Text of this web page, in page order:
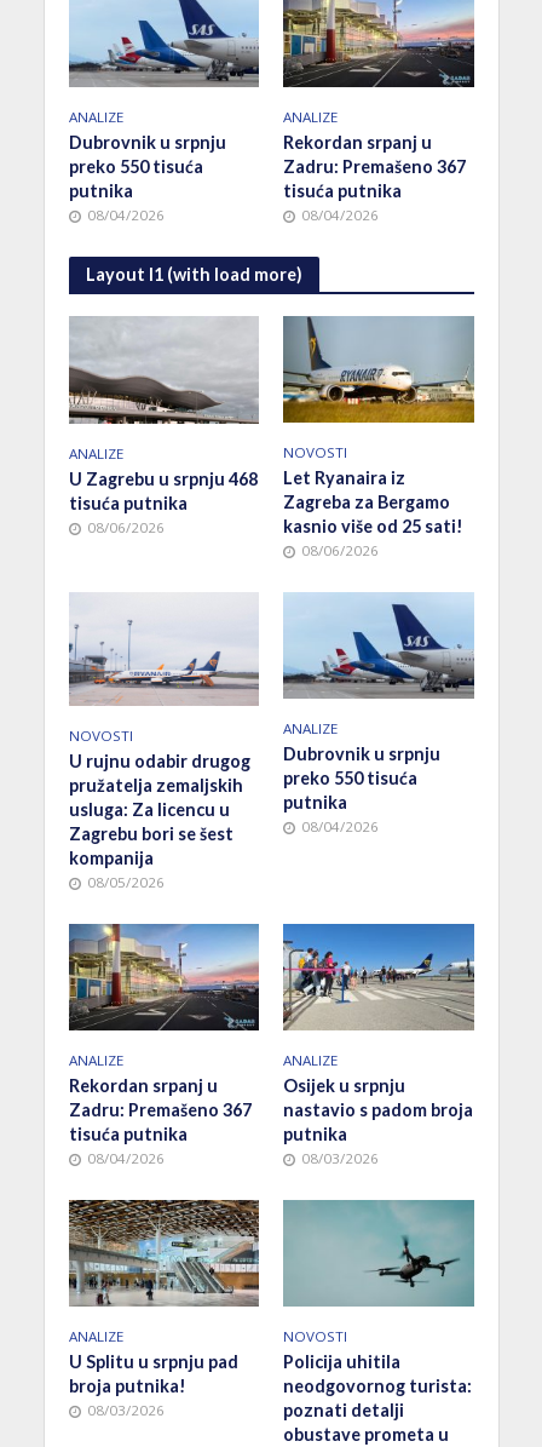
ANALIZE
Dubrovnik u srpnju
preko 550 tisuća
putnika
08/04/2026
ANALIZE
Rekordan srpanj u
Zadru: Premašeno 367
tisuća putnika
08/04/2026
Layout I1 (with load more)
ANALIZE
U Zagrebu u srpnju 468
tisuća putnika
08/06/2026
NOVOSTI
Let Ryanaira iz
Zagreba za Bergamo
kasnio više od 25 sati!
08/06/2026
NOVOSTI
U rujnu odabir drugog
pružatelja zemaljskih
usluga: Za licencu u
Zagrebu bori se šest
kompanija
08/05/2026
ANALIZE
Dubrovnik u srpnju
preko 550 tisuća
putnika
08/04/2026
ANALIZE
Rekordan srpanj u
Zadru: Premašeno 367
tisuća putnika
08/04/2026
ANALIZE
Osijek u srpnju
nastavio s padom broja
putnika
08/03/2026
ANALIZE
U Splitu u srpnju pad
broja putnika!
08/03/2026
NOVOSTI
Policija uhitila
neodgovornog turista:
poznati detalji
obustave prometa u